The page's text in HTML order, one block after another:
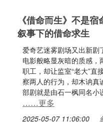
《借命而生》不是
叙事下的借命求生
爱奇艺迷雾剧场又出新剧
电影般略显灰暗的质感
职工，却让监室“老大”直
察两人的行为，却木讷真
部剧就是由石一枫同名小
……更多
2025-05-07 11:06:00